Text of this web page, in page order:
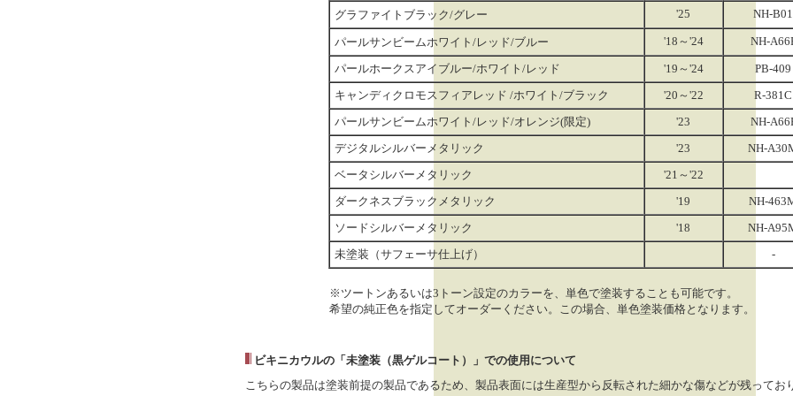
グラファイトブラック/グレー '25 NH-B01
パールサンビームホワイト/レッド/ブルー '18～'24 NH-
パールホークスアイブルー/ホワイト/レッド '19～'24 PB-409
キャンディクロモスフィアレッド /ホワイト/ブラック
'20～'22 R-381C
パールサンビームホワイト/レッド/オレンジ(限定)
'23 NH-
デジタルシルバーメタリック
'23 NH-
ベータシルバーメタリック
'21～'22
ダークネスブラックメタリック
'19 NH-
ソードシルバーメタリック
'18 NH-
未塗装（サフェーサ仕上げ）
-
※ツートンあるいは3トーン設定のカラーを、単色で塗装することも可能です。
希望の純正色を指定してオーダーください。この場合、単色塗装価格となります。
ビキニカウルの「未塗装（黒ゲルコート）」での使用について
こちらの製品は塗装前提の製品であるため、製品表面には生産型から反転された細かな傷などが残ってお